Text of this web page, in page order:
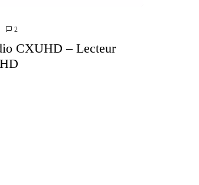
2
CXUHD – Lecteur